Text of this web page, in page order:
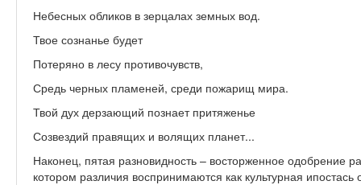
Небесных обликов в зерцалах земных вод.
Твое сознанье будет
Потеряно в лесу противочувств,
Средь черных пламеней, среди пожарищ мира.
Твой дух дерзающий познает притяженье
Созвездий правящих и волящих планет...
Наконец, пятая разновидность – восторженное одобрение
котором различия воспринимаются как культурная